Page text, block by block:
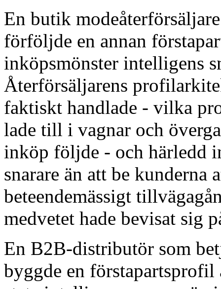
En butik
förföljde en annan
inköpsmönster intelligens
Återförsäljarens
faktiskt handlade - vilka
lade till i vagnar och
inköp följde - och härledd
snarare än att be kunderna
beteendemässigt
medvetet hade bevisat sig
En B2B-distributör som
byggde en